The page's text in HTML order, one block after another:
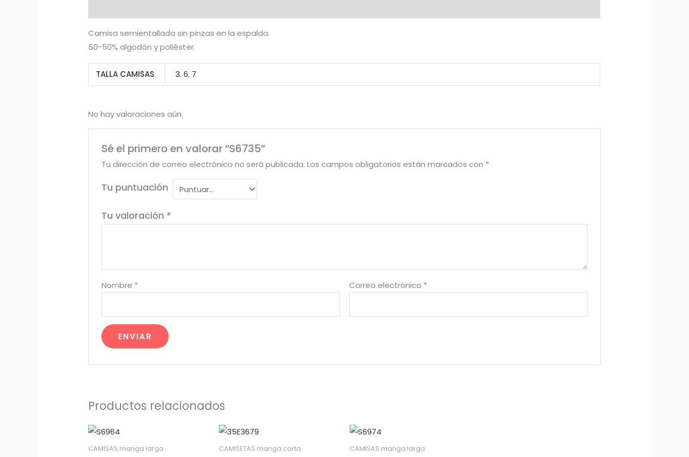
Camisa semientallada sin pinzas en la espalda.
50-50% algodón y poliéster.
TALLA CAMISAS 3,6, 7
No hay valoraciones aún.
Sé el primero en valorar “S6735”
Tu dirección de correo electrónico no será publicada. Los campos obligatorios están marcados con *
Tu puntuación
Tu valoración *
Nombre * Correo electrónico *
Productos relacionados
CAMISAS manga larga CAMISETAS manga corta CAMISAS manga larga